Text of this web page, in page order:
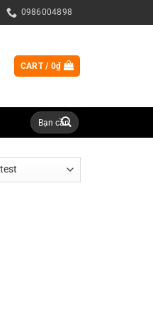
0986004898
CART / 0₫
Search
for: